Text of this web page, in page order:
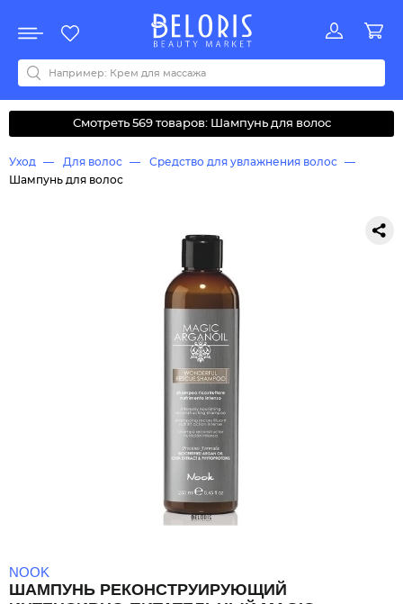
Акции
Все бренды
0-9ABCDEFGHIJKLMNOPQRSTUVWYZАБВДЗИМОКЛНПРСТУФ
Смотреть 569 товаров: Шампунь для волос
Уход Для волос
Средство для увлажнения волос
Шампунь для волос
NOOK
ШАМПУНЬ РЕКОНСТРУИРУЮЩИЙ